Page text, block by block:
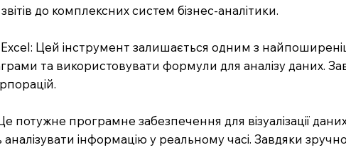
до комплексних систем бізнес-аналітики.
Цей інструмент залишається одним з
та використовувати формули для аналізу даних.
потужне програмне забезпечення для візуалізації
інформацію у реальному часі. Завдяки